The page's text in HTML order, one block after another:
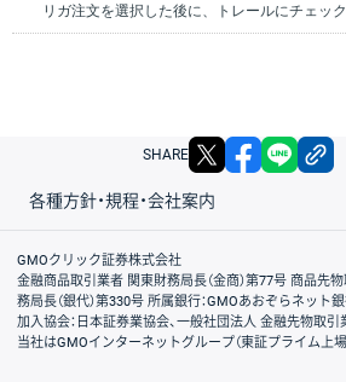
リガ注文を選択した後に、トレールにチェッ
SHARE X
各種方針・規程・会社案内
取引規程・約款
サイトマップ
その他のご案内
個人情報保護方針
最良執行方針
サイトのご利用について
ディスクレイマー
信託保全
リスク説明
会社案内
GMOクリック証券株式会社
金融商品取引業者 関東財務局長（金商）第77号 商品先
務局長（銀代）第330号 所属銀行：GMOあおぞらネット
加入協会：日本証券業協会、一般社団法人 金融先物取
当社はGMOインターネットグループ（東証プライム上場